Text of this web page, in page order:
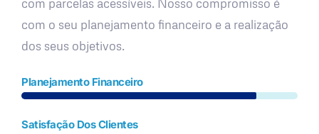
com parcelas acessíveis. Nosso compromisso é
com o seu planejamento financeiro e a realização
dos seus objetivos.
Planejamento Financeiro
Satisfação Dos Clientes